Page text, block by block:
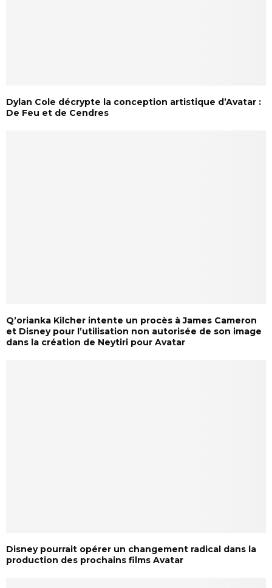
Dylan Cole décrypte la conception artistique d’Avatar :
De Feu et de Cendres
Q’orianka Kilcher intente un procès à James Cameron
et Disney pour l’utilisation non autorisée de son image
dans la création de Neytiri pour Avatar
Disney pourrait opérer un changement radical dans la
production des prochains films Avatar